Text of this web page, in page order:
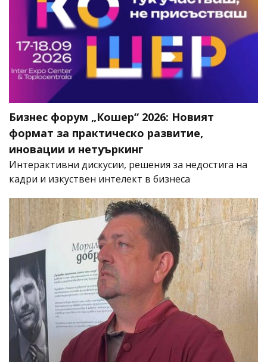
Бизнес форум „Кошер“ 2026: Новият
формат за практическо развитие,
иновации и нетуъркинг
Интерактивни дискусии, решения за недостига на
кадри и изкуствен интелект в бизнеса